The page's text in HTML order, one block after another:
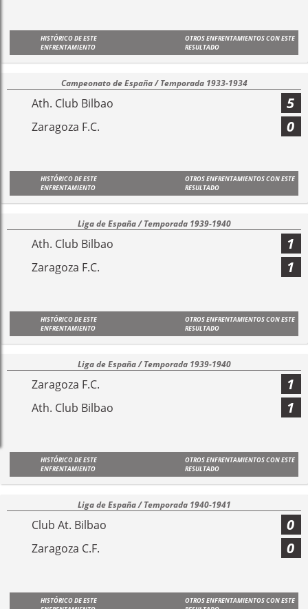
HISTÓRICO DE ESTE
ENFRENTAMIENTO
OTROS ENFRENTAMIENTOS CON ESTE
RESULTADO
Campeonato de España / Temporada 1933-1934
Ath. Club Bilbao 5
Zaragoza F.C. 0
HISTÓRICO DE ESTE
ENFRENTAMIENTO
OTROS ENFRENTAMIENTOS CON ESTE
RESULTADO
Liga de España / Temporada 1939-1940
Ath. Club Bilbao 1
Zaragoza F.C. 1
HISTÓRICO DE ESTE
ENFRENTAMIENTO
OTROS ENFRENTAMIENTOS CON ESTE
RESULTADO
Liga de España / Temporada 1939-1940
Zaragoza F.C. 1
Ath. Club Bilbao 1
HISTÓRICO DE ESTE
ENFRENTAMIENTO
OTROS ENFRENTAMIENTOS CON ESTE
RESULTADO
Liga de España / Temporada 1940-1941
Club At. Bilbao 0
Zaragoza C.F. 0
HISTÓRICO DE ESTE
OTROS ENFRENTAMIENTOS CON ESTE